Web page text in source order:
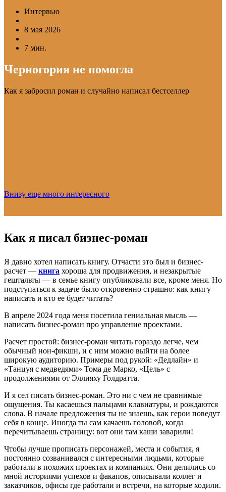
Интервью
8 мая 2026
7 мин.
Черногория не помогла
Как я забросил роман и случайно написал бестселлер
Внизу еще много интересного
Как я писал бизнес-роман
Я давно хотел написать книгу. Отчасти это был и бизнес-
расчет — книга хороша для продвижения, и незакрытые
гештальты — в семье книгу опубликовали все, кроме меня. Но
подступаться к задаче было откровенно страшно: как книгу
написать и кто ее будет читать?
В апреле 2024 года меня посетила гениальная мысль —
написать бизнес-роман про управление проектами.
Расчет простой: бизнес-роман читать гораздо легче, чем
обычный нон-фикшн, и с ним можно выйти на более
широкую аудиторию. Примеры под рукой: «Дедлайн» и
«Танцуя с медведями» Тома де Марко, «Цель» с
продолжениями от Эллияху Голдратта.
И я сел писать бизнес-роман. Это ни с чем не сравнимые
ощущения. Ты касаешься пальцами клавиатуры, и рождаются
слова. В начале предложения ты не знаешь, как герои поведут
себя в конце. Иногда ты сам качаешь головой, когда
перечитываешь страницу: вот они там каши заварили!
Чтобы лучше прописать персонажей, места и события, я
постоянно созванивался с интересными людьми, которые
работали в похожих проектах и компаниях. Они делились со
мной историями успехов и факапов, описывали коллег и
заказчиков, офисы где работали и встречи, на которые ходили.